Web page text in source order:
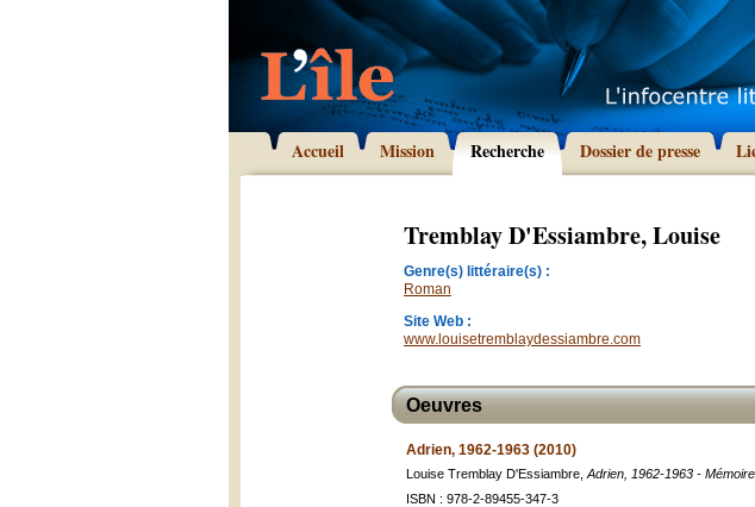
Accueil Mission Recherche Dossier de presse
Tremblay D'Essiambre, Louise
Genre(s) littéraire(s) :
Roman
Site Web :
www.louisetremblaydessiambre.com
Oeuvres
Adrien, 1962-1963 (2010)
Louise Tremblay D'Essiambre, Adrien, 1962-1963 -
ISBN : 978-2-89455-347-3